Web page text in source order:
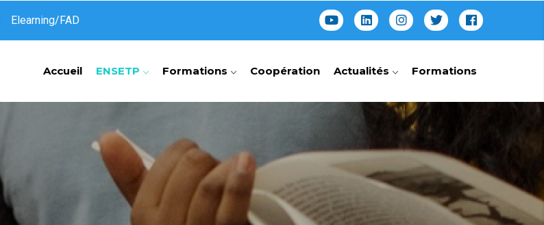
Elearning/FAD
Accueil ENSETP Formations Coopération Actualités Formations